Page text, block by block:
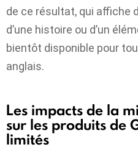
de ce résultat, qui affiche
d’une histoire ou d’un
bientôt disponible pour
anglais.
Les impacts de la
sur les produits de
limités